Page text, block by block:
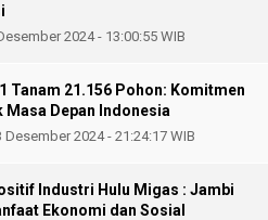
2024 - 13:00:55 WIB
Tanam 21.156 Pohon: Komitmen
Masa Depan Indonesia
Desember 2024 - 21:24:17 WIB
Industri Hulu Migas : Jambi
Ekonomi dan Sosial